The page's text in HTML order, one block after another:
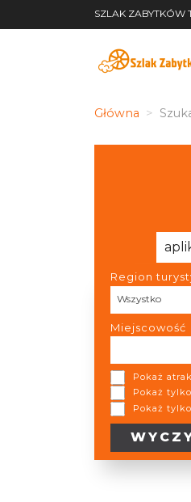
SZLAK ZABYTKÓW
Główna
Region
Wszystko
Region turystyczny
Miejscowość
Pokaż
Pokaż
Pokaż